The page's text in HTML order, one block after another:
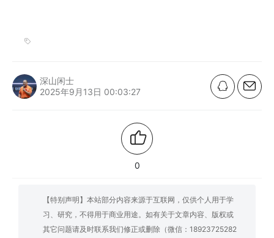
深山闲士
2025年9月13日 00:03:27
0
【特别声明】本站部分内容来源于互联网，仅供个人用于学
习、研究，不得用于商业用途。如有关于文章内容、版权或
其它问题请及时联系我们修正或删除（微信：18923725282